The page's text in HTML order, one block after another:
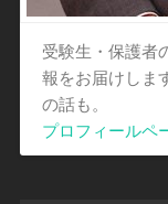
受験生・保護者
報をお届けしま
の話も。
プロフィールペ